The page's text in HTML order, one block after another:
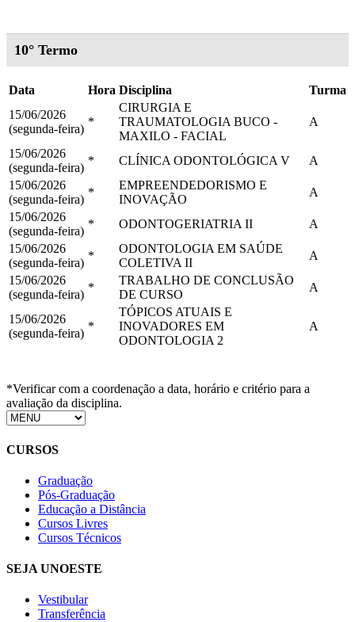
10° Termo
Data Hora Disciplina
Turma
15/06/2026
(segunda-feira)
*
CIRURGIA E
TRAUMATOLOGIA BUCO -
MAXILO - FACIAL
A
15/06/2026
(segunda-feira)
* CLÍNICA ODONTOLÓGICA V
A
15/06/2026
(segunda-feira)
*
EMPREENDEDORISMO E
INOVAÇÃO
A
15/06/2026
(segunda-feira)
* ODONTOGERIATRIA II
A
15/06/2026
(segunda-feira)
*
ODONTOLOGIA EM SAÚDE
COLETIVA II
A
15/06/2026
(segunda-feira)
*
TRABALHO DE CONCLUSÃO
DE CURSO
A
15/06/2026
(segunda-feira)
*
TÓPICOS ATUAIS E
INOVADORES EM
ODONTOLOGIA 2
A
*Verificar com a coordenação a data, horário e critério para a
avaliação da disciplina.
CURSOS
Graduação
Pós-Graduação
Educação a Distância
Cursos Livres
Cursos Técnicos
SEJA UNOESTE
Vestibular
Transferência